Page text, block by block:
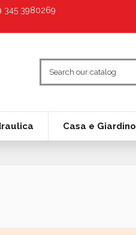
345 3980269
Casa e Giardino